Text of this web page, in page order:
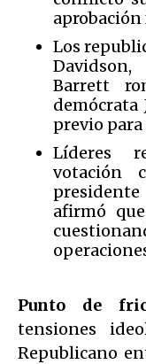
Los
Barrett
demócrata
previo
Líderes
votación
afirmó
Punto de
tensiones
Republicano